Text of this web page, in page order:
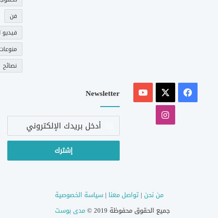
فن
فيديو
نصائح
فيسبوك
‫YouTube
انستقرام
Newsletter
أدخل
الإلكتروني
من نحن |تواصل معنا |سياسة الخصوصية
جميع الحقوق محفوظة 2019 ©
مدى بوست